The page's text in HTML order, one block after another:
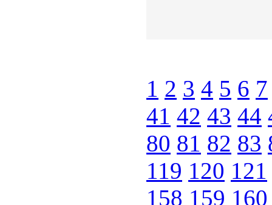
1 2 3 4 5 6 7
41 42 43 44
80 81 82 83
119 120 121
158 159 160